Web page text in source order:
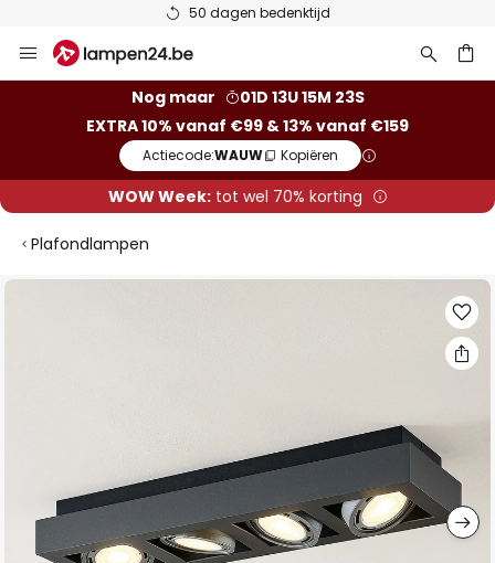
50 dagen bedenktijd
naar
Nog maar
01D 13U 15M 22S
EXTRA 10% vanaf €99 & 13% vanaf €159
Actiecode:WAUW Kopiëren
WOW Week:tot wel 70% korting
Plafondlampen
Ga